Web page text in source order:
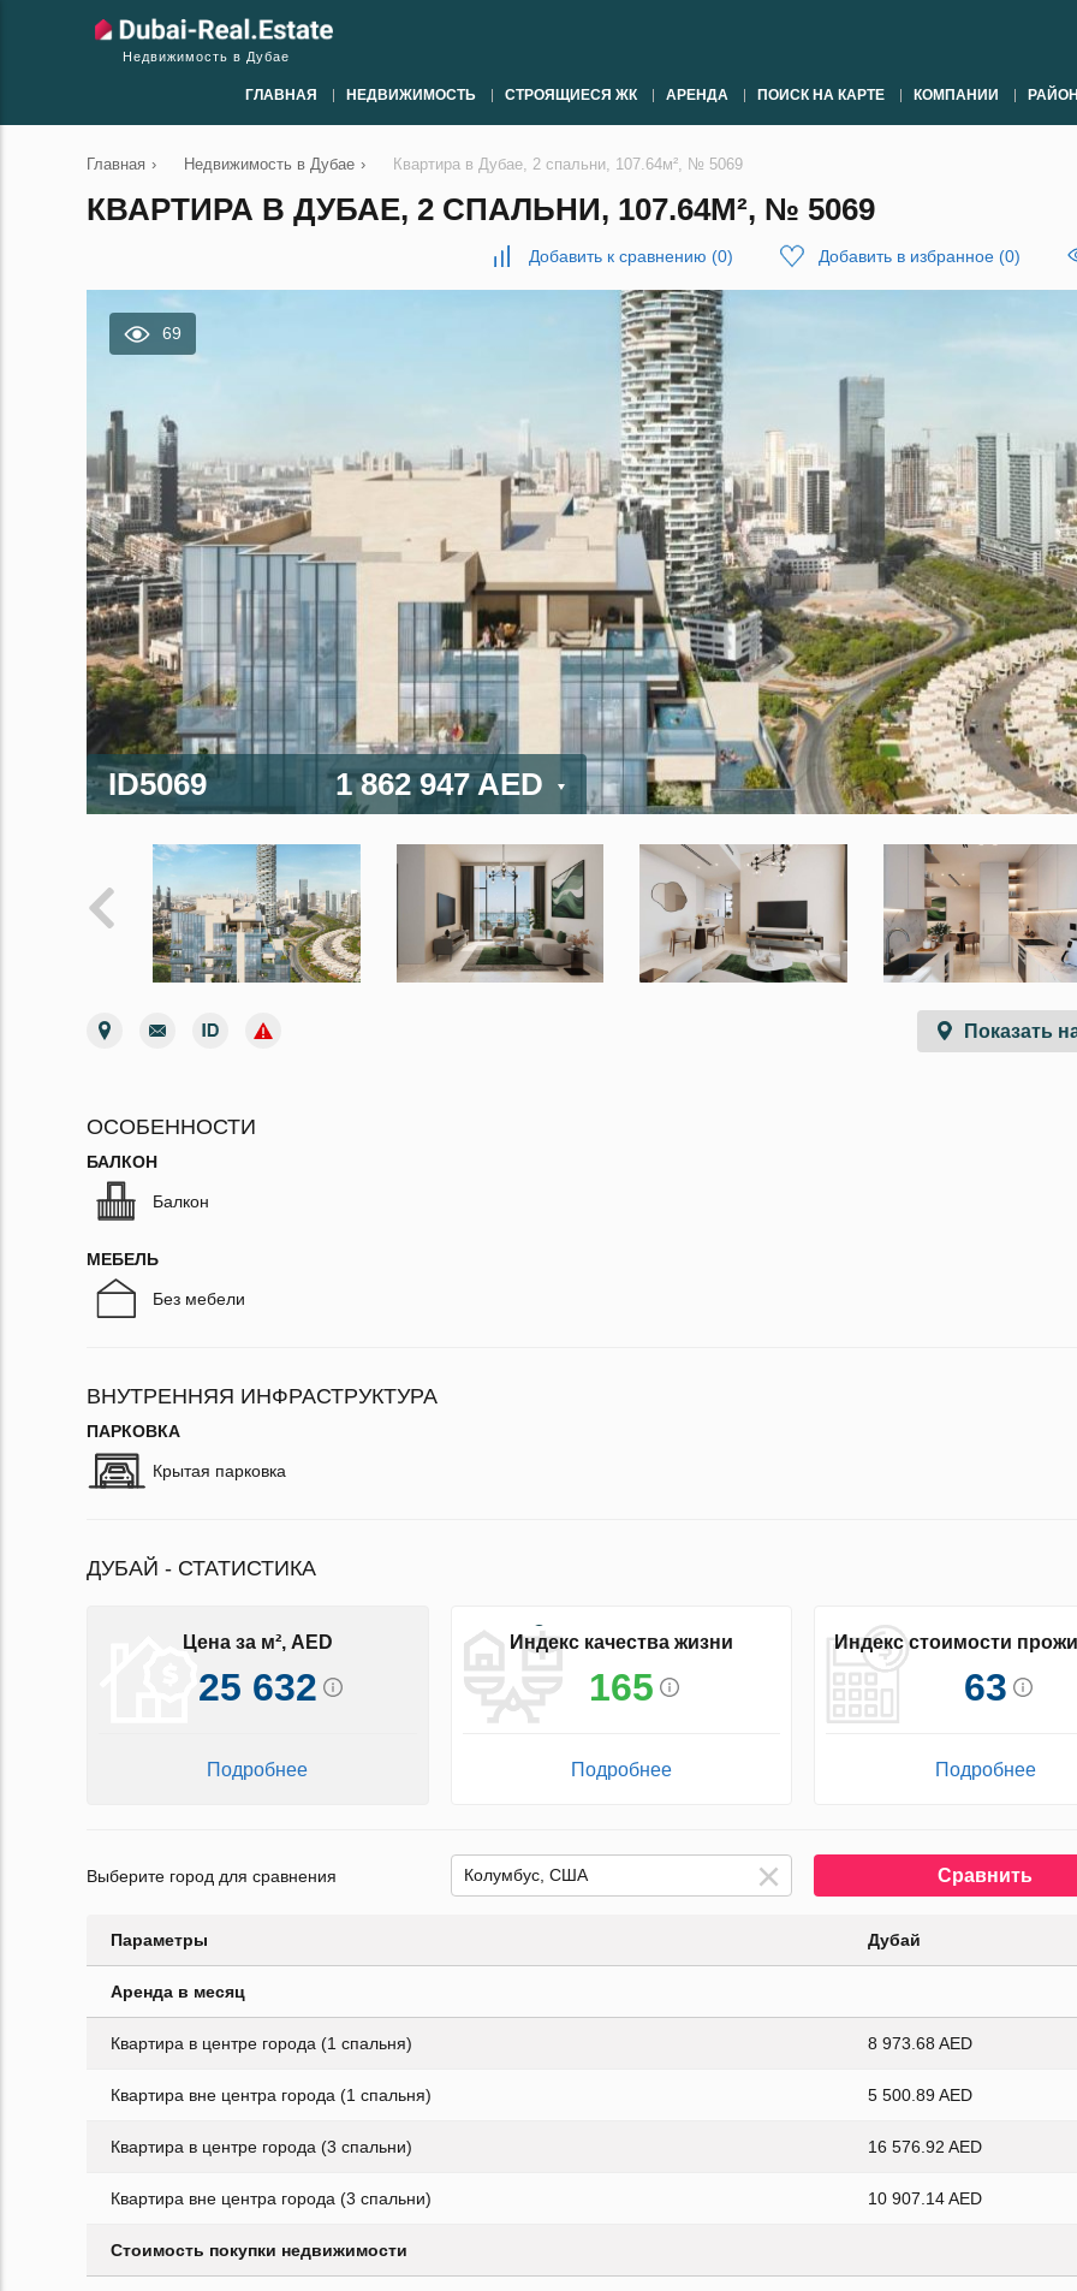
Недвижимость в Дубае
ГЛАВНАЯ НЕДВИЖИМОСТЬ СТРОЯЩИЕСЯ ЖК АРЕНДА ПОИСК НА КАРТЕ КОМПАНИИ
Главная › Недвижимость в Дубае › Квартира в Дубае, 2 спальни, 107.64м², № 5069
КВАРТИРА В ДУБАЕ, 2 СПАЛЬНИ, 107.64М², № 5069
Добавить к сравнению (0) Добавить в избранное (0)
69
ID5069 1 862 947 AED
Показать
ОСОБЕННОСТИ
БАЛКОН
Балкон
МЕБЕЛЬ
Без мебели
ВНУТРЕННЯЯ ИНФРАСТРУКТУРА
ПАРКОВКА
Крытая парковка
ДУБАЙ - СТАТИСТИКА
Цена за м², AED
25 632
Подробнее
Индекс качества жизни
165
Подробнее
Индекс стоимости
63
Подробнее
Выберите город для сравнения Сравнить
Параметры Дубай
Аренда в месяц
Квартира в центре города (1 спальня) 8 973.68 AED
Квартира вне центра города (1 спальня) 5 500.89 AED
Квартира в центре города (3 спальни) 16 576.92 AED
Квартира вне центра города (3 спальни) 10 907.14 AED
Стоимость покупки недвижимости